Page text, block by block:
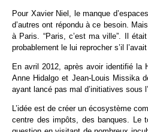
Pour Xavier Niel, le manque
d’autres ont répondu à ce besoin.
à Paris. “Paris, c’est ma ville”. Il
probablement le lui reprocher s’il
En avril 2012, après avoir identifié la
Anne Hidalgo et Jean-Louis Missika
ayant lancé pas mal d’initiatives sous
L’idée est de créer un écosystème
centre des impôts, des banques. Le